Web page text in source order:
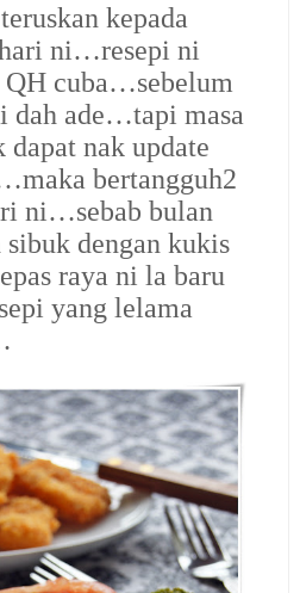
kepada
ni…resepi ni
QH cuba…sebelum
dah ade…tapi masa
nak update
bertangguh2
ni…sebab bulan
sibuk dengan kukis
raya ni la baru
yang lelama